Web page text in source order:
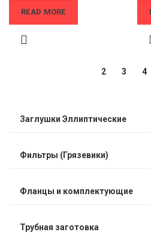
Заглушки Эллиптические
Фильтры (Грязевики)
Фланцы и комплектующие
Трубная заготовка
READ MORE
2 3 4